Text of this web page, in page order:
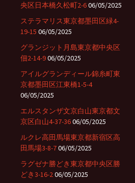
央区日本橋久松町2-606/05/2025
ステラマリス東京都墨田区緑4-
19-15 06/05/2025
グランジット月島東京都中央区
佃2-14-906/05/2025
アイルグランディール錦糸町東
京都墨田区江東橋1-5-4
06/05/2025
エルスタンザ文京白山東京都文
京区白山4-37-3606/05/2025
ルクレ高田馬場東京都新宿区高
田馬場3-8-706/05/2025
ラグゼナ勝どき東京都中央区勝
どき3-16-206/05/2025